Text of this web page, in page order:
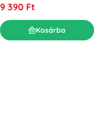
9 390 Ft
Kosárba